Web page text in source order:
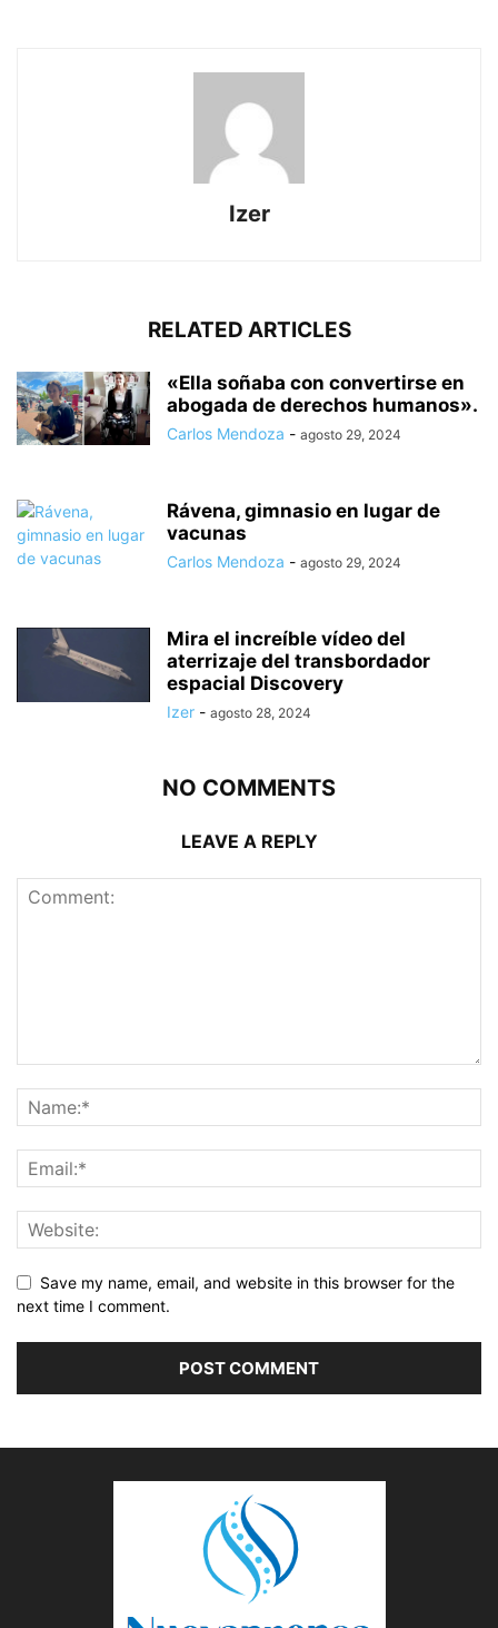
Izer
RELATED ARTICLES
«Ella soñaba con convertirse en
abogada de derechos humanos».
Carlos Mendoza - agosto 29, 2024
Rávena, gimnasio en lugar de
vacunas
Carlos Mendoza - agosto 29, 2024
Mira el increíble vídeo del
aterrizaje del transbordador
espacial Discovery
Izer - agosto 28, 2024
NO COMMENTS
LEAVE A REPLY
Save my name, email, and website in this browser for the
next time I comment.